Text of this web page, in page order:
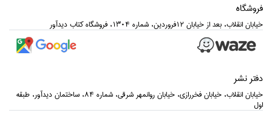
فروشگاه
خيابان انقلاب، بعد از خيابان 12فروردين، شماره 1304، فروشگاه كتاب ديدآور
دفتر نشر
خيابان انقلاب، خيابان فخررازي، خيابان روانمهر شرقي، شماره 84، ساختمان ديدآور، طبقه
اول